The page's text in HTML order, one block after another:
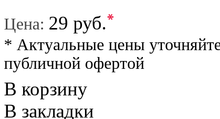
Цена: 29 руб.*
* Актуальные цены
публичной офертой
В корзину
В закладки